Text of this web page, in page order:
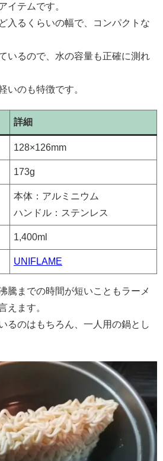
イテムです。
入るくらいの幅で、コンパクトな
いるので、水の容量も正確に測れ
いのも特徴です。
詳細
128×126mm
173g
本体：アルミニウム
ハンドル：ステンレス
1,400ml
UNIFLAME
騰までの時間が短いこともラーメ
えます。
るのはもちろん、一人用の鍋とし